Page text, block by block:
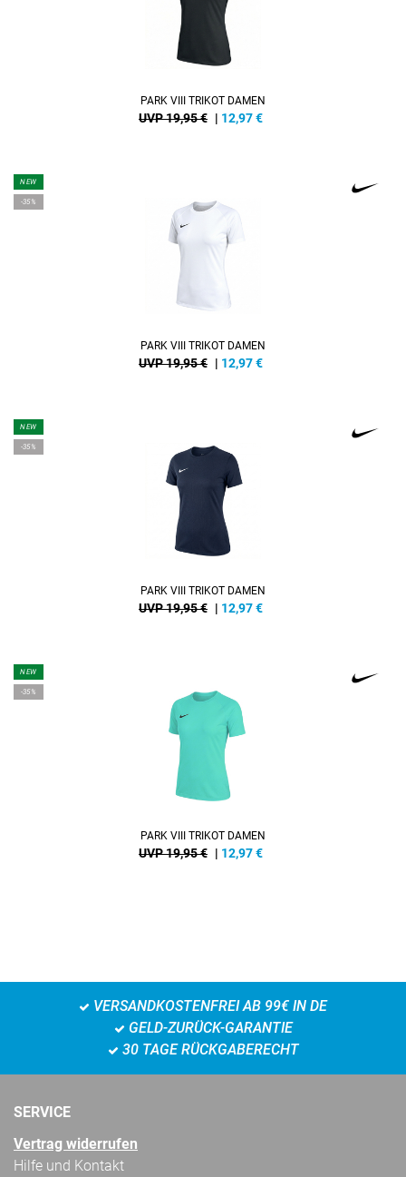
PARK VIII TRIKOT DAMEN
UVP 19,95 € | 12,97€
NEW
-35%
PARK VIII TRIKOT DAMEN
UVP 19,95 € | 12,97€
NEW
-35%
PARK VIII TRIKOT DAMEN
UVP 19,95 € | 12,97€
NEW
-35%
PARK VIII TRIKOT DAMEN
UVP 19,95 € | 12,97€
VERSANDKOSTENFREI AB 99€ IN DE
GELD-ZURÜCK-GARANTIE
30 TAGE RÜCKGABERECHT
SERVICE
Vertrag widerrufen
Hilfe und Kontakt